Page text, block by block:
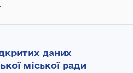
даних
міської ради